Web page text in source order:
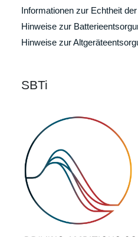
Informationen zur Echtheit
Hinweise zur
Hinweise zur
SBTi